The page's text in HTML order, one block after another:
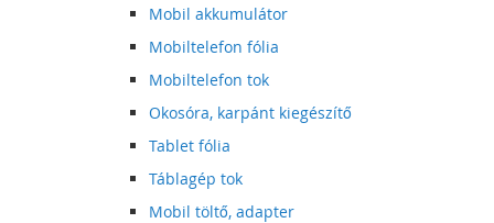
Mobil akkumulátor
Mobiltelefon fólia
Mobiltelefon tok
Okosóra, karpánt kiegészítő
Tablet fólia
Táblagép tok
Mobil töltő, adapter